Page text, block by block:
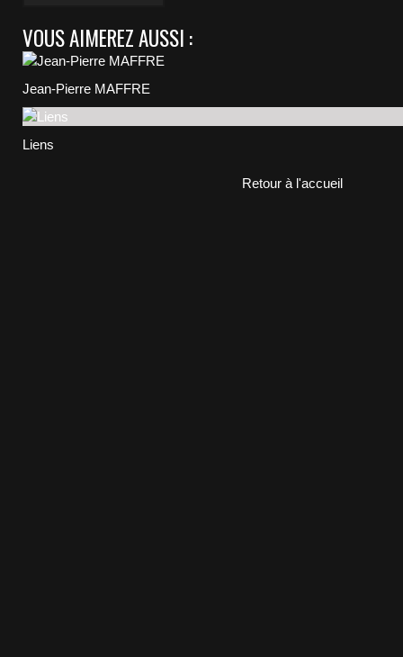
VOUS AIMEREZ AUSSI :
Jean-Pierre MAFFRE
Liens
Retour à l'accueil